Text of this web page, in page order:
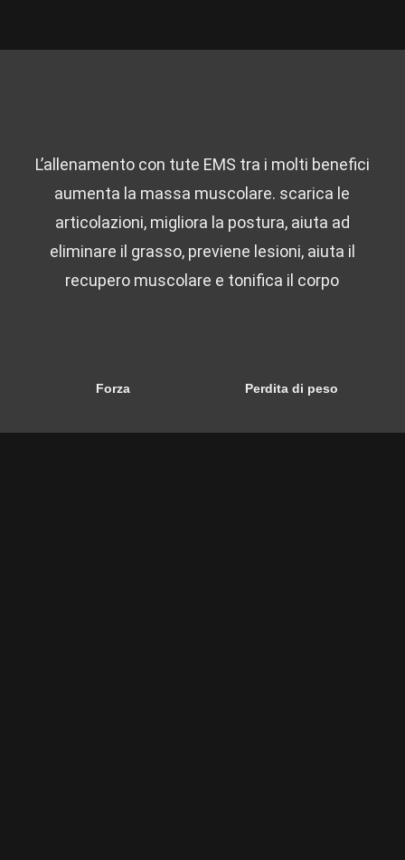
L’allenamento con tute EMS tra i molti benefici
aumenta la massa muscolare. scarica le
articolazioni, migliora la postura, aiuta ad
eliminare il grasso, previene lesioni, aiuta il
recupero muscolare e tonifica il corpo
Forza Perdita di peso